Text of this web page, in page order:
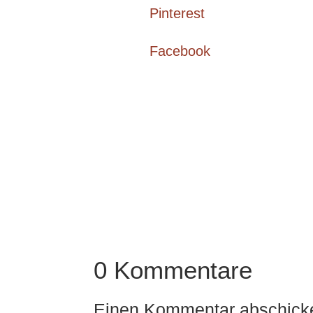
Pinterest
Facebook
0 Kommentare